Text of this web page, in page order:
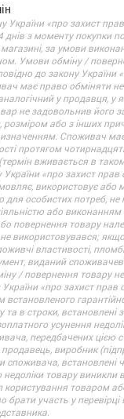
України «про захист
з моменту покупки
за умови
Умови обміну /
до закону України
має право обміняти
у продавця, у
не задовольнив його
або з інших
Споживач
протягом
вживається в
України «про захист
використовує або
особистих потреб, не
або виконанням
повернення товару
використовувався;
властивості,
виданий
/ повернення товару
України «про захист прав
та в строки, встановлені
усунення
передбачених цією
виробник
споживача, встановлені
недоліки товару виникли
товаром
участь у перевірці